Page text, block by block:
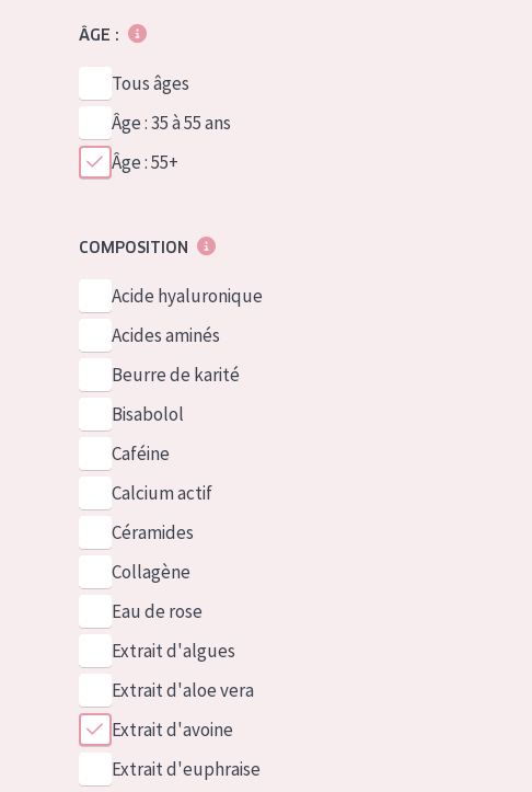
ÂGE :
Tous âges
Âge : 35 à 55 ans
Âge : 55+
COMPOSITION
Acide hyaluronique
Acides aminés
Beurre de karité
Bisabolol
Caféine
Calcium actif
Céramides
Collagène
Eau de rose
Extrait d'algues
Extrait d'aloe vera
Extrait d'avoine
Extrait d'euphraise